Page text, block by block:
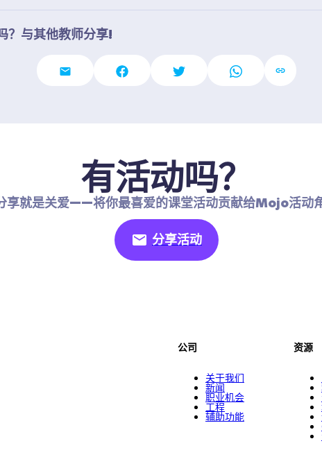
？与其他教师分享!
有活动吗？
享就是关爱——将你最喜爱的课堂活动贡献给Mojo活动
分享活动
公司
关于我们
新闻
职业机会
工程
辅助功能
资源